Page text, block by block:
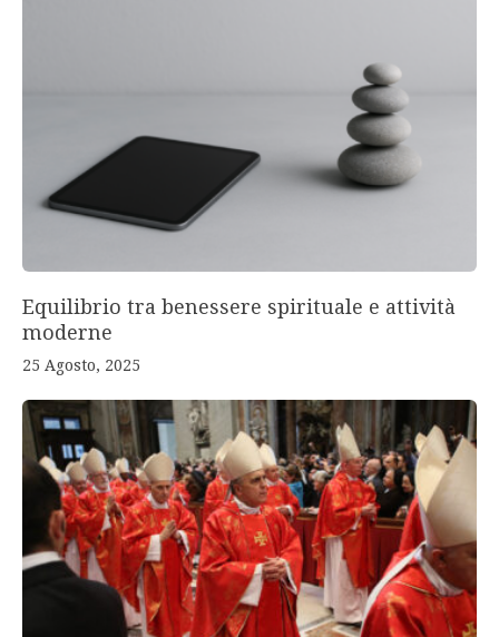
Equilibrio tra benessere spirituale e attività
moderne
25 Agosto, 2025